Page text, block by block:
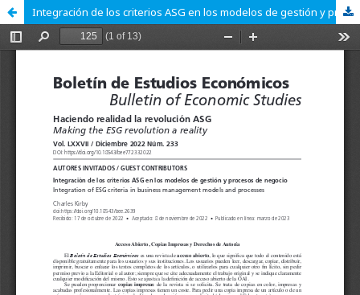
Integración de los criterios ASG en los modelos de gestión y procesos de negocio